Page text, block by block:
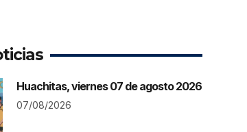
Huachitas, viernes 07 de agosto 2026
07/08/2026